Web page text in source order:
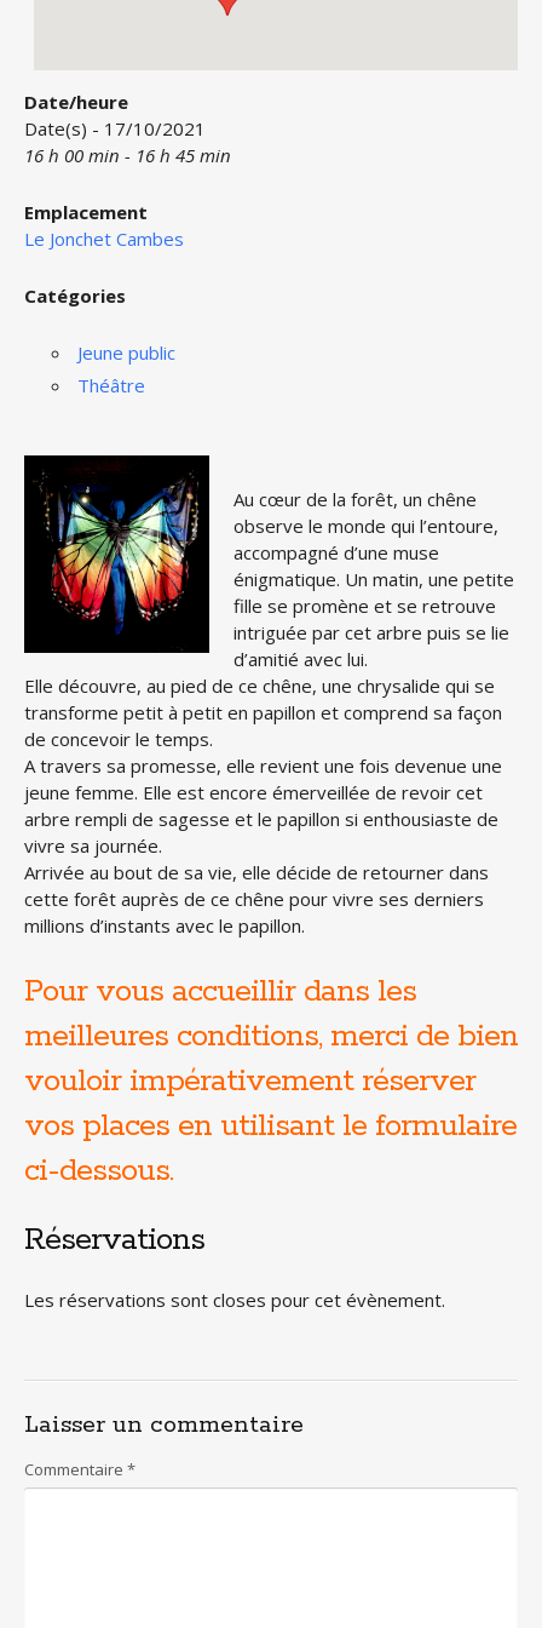
Date/heure
Date(s) - 17/10/2021
16 h 00 min - 16 h 45 min
Emplacement
Le Jonchet Cambes
Catégories
Jeune public
Théâtre
Au cœur de la forêt, un chêne
observe le monde qui l’entoure,
accompagné d’une muse
énigmatique. Un matin, une petite
fille se promène et se retrouve
intriguée par cet arbre puis se lie
d’amitié avec lui.
Elle découvre, au pied de ce chêne, une chrysalide qui se
transforme petit à petit en papillon et comprend sa façon
de concevoir le temps.
A travers sa promesse, elle revient une fois devenue une
jeune femme. Elle est encore émerveillée de revoir cet
arbre rempli de sagesse et le papillon si enthousiaste de
vivre sa journée.
Arrivée au bout de sa vie, elle décide de retourner dans
cette forêt auprès de ce chêne pour vivre ses derniers
millions d’instants avec le papillon.
Pour vous accueillir dans les
meilleures conditions, merci de bien
vouloir impérativement réserver
vos places en utilisant le formulaire
ci-dessous.
Réservations
Les réservations sont closes pour cet évènement.
Laisser un commentaire
Commentaire *